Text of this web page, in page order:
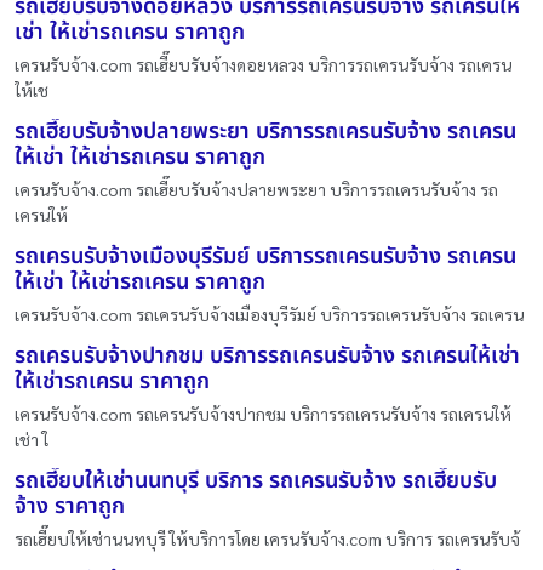
เช่า ให้เช่ารถเครน ราคาถูก
เครนรับจ้าง.com รถเฮี๊ยบรับจ้างดอยหลวง บริการรถเครนรับจ้าง รถเครน
ให้เช
รถเฮี๊ยบรับจ้างปลายพระยา บริการรถเครนรับจ้าง รถเครน
ให้เช่า ให้เช่ารถเครน ราคาถูก
เครนรับจ้าง.com รถเฮี๊ยบรับจ้างปลายพระยา บริการรถเครนรับจ้าง รถ
เครนให้
รถเครนรับจ้างเมืองบุรีรัมย์ บริการรถเครนรับจ้าง รถเครน
ให้เช่า ให้เช่ารถเครน ราคาถูก
เครนรับจ้าง.com รถเครนรับจ้างเมืองบุรีรัมย์ บริการรถเครนรับจ้าง รถเครน
รถเครนรับจ้างปากชม บริการรถเครนรับจ้าง รถเครนให้เช่า
ให้เช่ารถเครน ราคาถูก
เครนรับจ้าง.com รถเครนรับจ้างปากชม บริการรถเครนรับจ้าง รถเครนให้
เช่า ใ
รถเฮี๊ยบให้เช่านนทบุรี บริการ รถเครนรับจ้าง รถเฮี๊ยบรับ
จ้าง ราคาถูก
รถเฮี๊ยบให้เช่านนทบุรี ให้บริการโดย เครนรับจ้าง.com บริการ รถเครนรับจ้